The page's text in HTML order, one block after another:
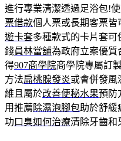
進行專業清潔透過足浴包!
票借款個人票或長期客票皆
遊卡套多種款式的卡片套
錢員林當舖為政府立案優質
得907商學院商學院專屬訂
方法扁桃腺發炎或會併發風
維且屬於改善便秘水果預防
用推薦除濕泡腳包助於舒緩
功 口臭如何治療清除牙齒和